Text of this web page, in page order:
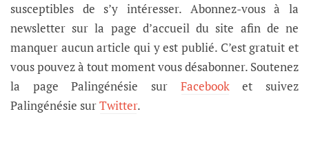
susceptibles de s’y intéresser. Abonnez-vous à la
newsletter sur la page d’accueil du site afin de ne
manquer aucun article qui y est publié. C’est gratuit et
vous pouvez à tout moment vous désabonner. Soutenez
la page Palingénésie sur Facebooket suivez
Palingénésie surTwitter.